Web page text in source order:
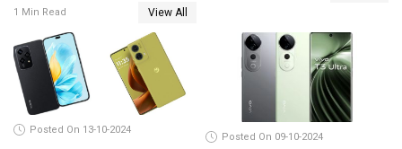
എഐ ഫീച്ചറുമായി ഭാരതി
എയര്‍ടെല്‍
1 Min Read View All
Posted On 13-10-2024
Posted On 09-10-2024